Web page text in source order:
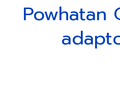
Powhatan